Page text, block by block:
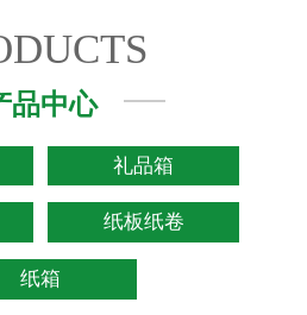
品中心
礼品箱
纸板纸卷
纸箱